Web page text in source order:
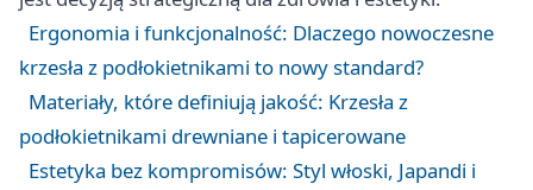
Ergonomia i funkcjonalność: Dlaczego nowoczesne
krzesła z podłokietnikami to nowy standard?
Materiały, które definiują jakość: Krzesła z
podłokietnikami drewniane i tapicerowane
Estetyka bez kompromisów: Styl włoski, Japandi i